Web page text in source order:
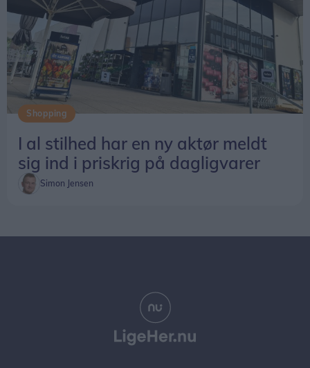
Shopping
I al stilhed har en ny aktør meldt
sig ind i priskrig på dagligvarer
Simon Jensen